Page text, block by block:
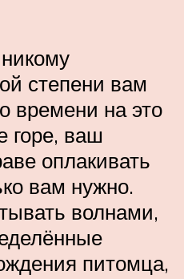
степени вам
времени на это
горе, ваш
оплакивать
вам нужно.
волнами,
питомца,